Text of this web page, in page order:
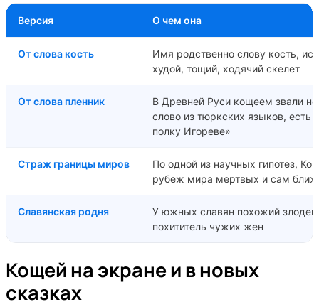
Версия О чем она
От слова кость
Имя родственно слову кость,
худой, тощий, ходячий скелет
От слова пленник
В Древней Руси кощеем звали
слово из тюркских языков, есть
полку Игореве»
Страж границы миров
По одной из научных гипотез,
рубеж мира мертвых и сам
Славянская родня
У южных славян похожий
похититель чужих жен
Кощей на экране и в новых
сказках